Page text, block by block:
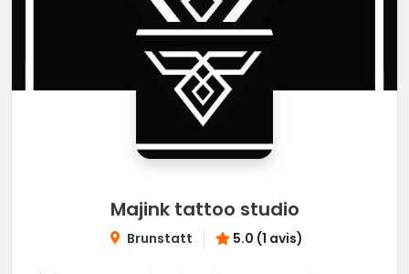
Majink tattoo studio
Brunstatt 5.0 (1 avis)